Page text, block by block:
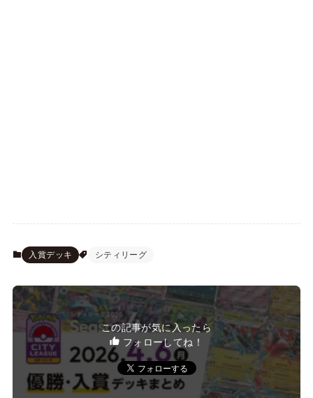
入賞デッキ シティリーグ
この記事が気に入ったら
フォローしてね！